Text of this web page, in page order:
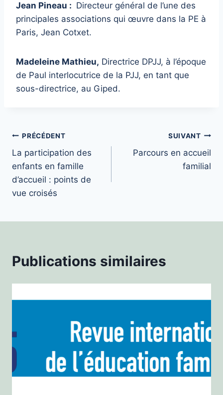
Jean Pineau : Directeur général de l’une des
principales associations qui œuvre dans la PE à
Paris, Jean Cotxet.
Madeleine Mathieu, Directrice DPJJ, à l’époque
de Paul interlocutrice de la PJJ, en tant que
sous-directrice, au Giped.
Navigation
de
l’article
PRÉCÉDENT
La participation des
enfants en famille
d’accueil : points de
vue croisés
SUIVANT
Parcours en accueil
familial
Publications similaires